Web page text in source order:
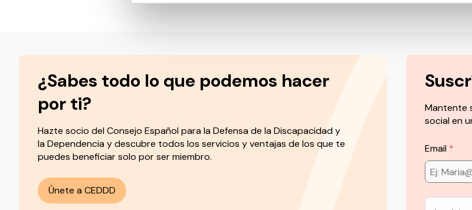
¿Sabes todo lo que podemos hacer
por ti?
Hazte socio delConsejo Español para la Defensa de la Discapacidad y
la Dependencia y descubre todos los servicios y ventajas de los que te
puedes beneficiar solo por ser miembro.
Únete a CEDDD
Mantente
social en
Email